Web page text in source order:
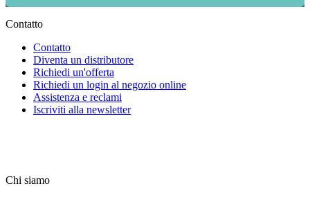
Contatto
Contatto
Diventa un distributore
Richiedi un'offerta
Richiedi un login al negozio online
Assistenza e reclami
Iscriviti alla newsletter
Chi siamo